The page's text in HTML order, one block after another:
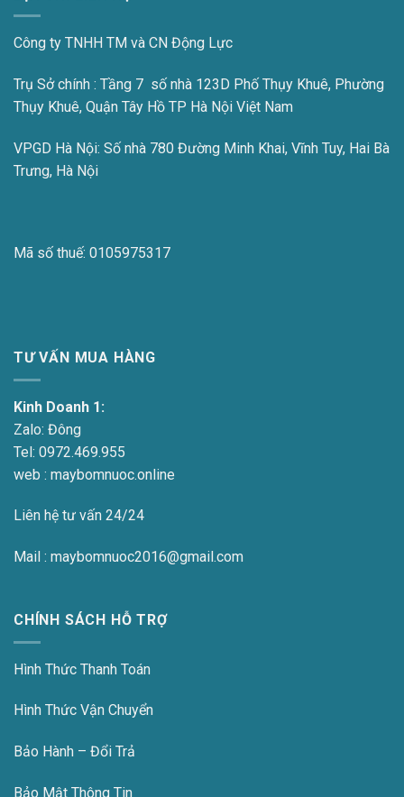
Công ty TNHH TM và CN Động Lực
Trụ Sở chính : Tầng 7 số nhà 123D Phố Thụy Khuê, Phường
Thụy Khuê, Quận Tây Hồ TP Hà Nội Việt Nam
VPGD Hà Nội: Số nhà 780 Đường Minh Khai, Vĩnh Tuy, Hai Bà
Trưng, Hà Nội
Mã số thuế: 0105975317
TƯ VẤN MUA HÀNG
Kinh Doanh 1:
Zalo: Đông
Tel: 0972.469.955
web : maybomnuoc.online
Liên hệ tư vấn 24/24
Mail : maybomnuoc2016@gmail.com
CHÍNH SÁCH HỖ TRỢ
Hình Thức Thanh Toán
Hình Thức Vận Chuyển
Bảo Hành – Đổi Trả
Bảo Mật Thông Tin